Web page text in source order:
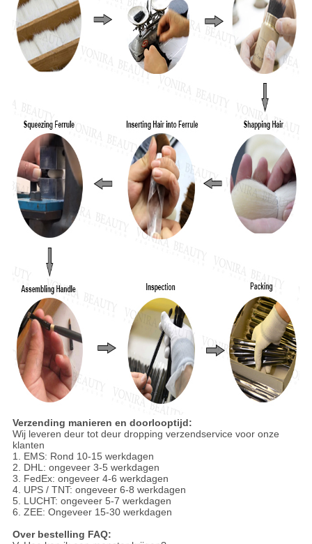
Verzending manieren en doorlooptijd:
Wij leveren deur tot deur dropping verzendservice voor onze
klanten
1. EMS: Rond 10-15 werkdagen
2. DHL: ongeveer 3-5 werkdagen
3. FedEx: ongeveer 4-6 werkdagen
4. UPS / TNT: ongeveer 6-8 werkdagen
5. LUCHT: ongeveer 5-7 werkdagen
6. ZEE: Ongeveer 15-30 werkdagen
Over bestelling FAQ: